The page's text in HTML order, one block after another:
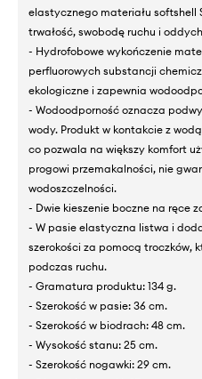
elastycznego materiału softshell
trwałość, swobodę ruchu i
- Hydrofobowe wykończenie
perfluorowych substancji
ekologiczne i zapewnia
- Wodoodporność oznacza
wody. Produkt w kontakcie z
co pozwala na większy komfort
progowi przemakalności, nie
wodoszczelności.
- Dwie kieszenie boczne na ręce
- W pasie elastyczna listwa i
szerokości za pomocą troczków,
podczas ruchu.
- Gramatura produktu: 134 g.
- Szerokość w pasie: 36 cm.
- Szerokość w biodrach: 48 cm.
- Wysokość stanu: 25 cm.
- Szerokość nogawki: 29 cm.